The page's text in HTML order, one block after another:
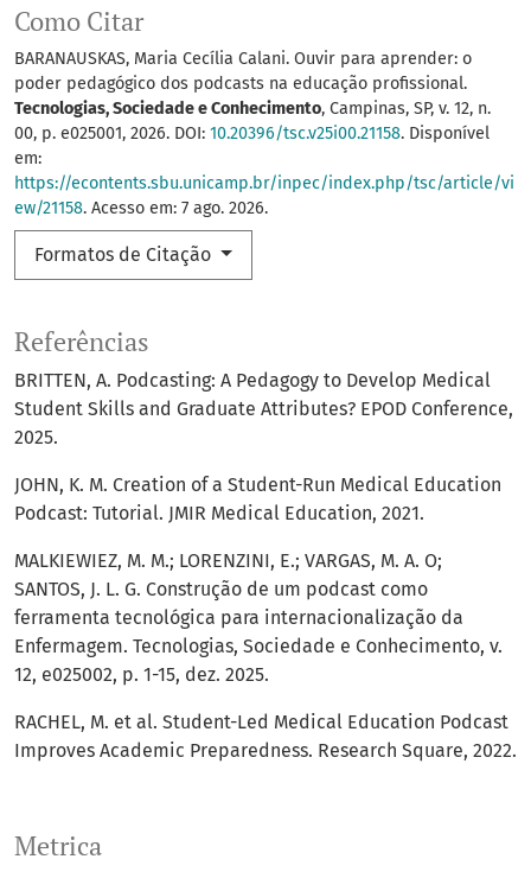
Metrica
Como Citar
BARANAUSKAS, Maria Cecília Calani. Ouvir para aprender: o
poder pedagógico dos podcasts na educação profissional.
Tecnologias, Sociedade e Conhecimento, Campinas, SP, v. 12, n.
00, p. e025001, 2026. DOI: 10.20396/tsc.v25i00.21158. Disponível
em:
https://econtents.sbu.unicamp.br/inpec/index.php/tsc/article/vi
ew/21158. Acesso em: 7 ago. 2026.
Formatos de Citação
Referências
BRITTEN, A. Podcasting: A Pedagogy to Develop Medical
Student Skills and Graduate Attributes? EPOD Conference,
2025.
JOHN, K. M. Creation of a Student-Run Medical Education
Podcast: Tutorial. JMIR Medical Education, 2021.
MALKIEWIEZ, M. M.; LORENZINI, E.; VARGAS, M. A. O;
SANTOS, J. L. G. Construção de um podcast como
ferramenta tecnológica para internacionalização da
Enfermagem. Tecnologias, Sociedade e Conhecimento, v.
12, e025002, p. 1-15, dez. 2025.
RACHEL, M. et al. Student-Led Medical Education Podcast
Improves Academic Preparedness. Research Square, 2022.